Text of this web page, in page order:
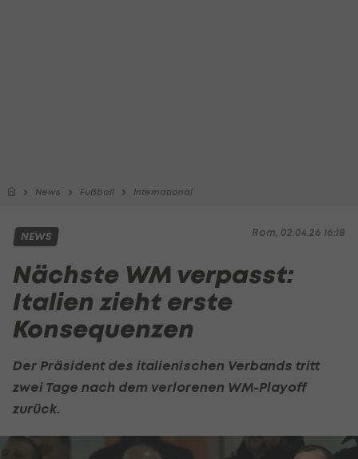
News Fußball International
Rom, 02.04.26 16:18
NEWS
Nächste WM verpasst:
Italien zieht erste
Konsequenzen
Der Präsident des italienischen Verbands tritt
zwei Tage nach dem verlorenen WM-Playoff
zurück.